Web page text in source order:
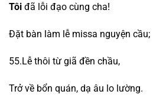
Tôi đã lỗi đạo cùng cha!
Đặt bàn làm lễ missa nguyện cầu;
55.Lễ thôi từ giã đền chầu,
Trở về bổn quán, dạ âu lo lường.